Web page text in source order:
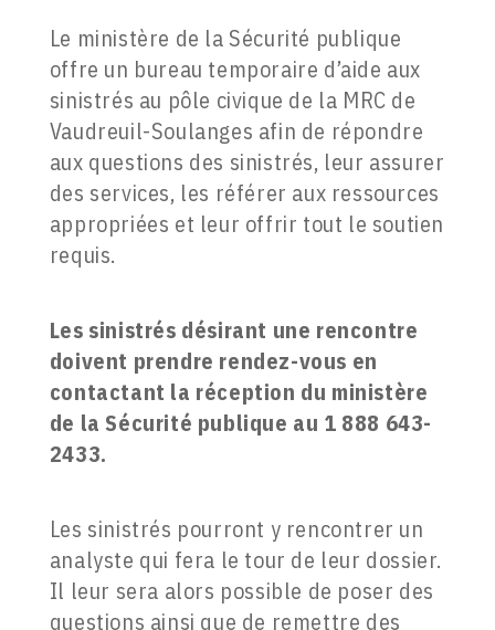
Le ministère de la Sécurité publique
offre un bureau temporaire d’aide aux
sinistrés au pôle civique de la MRC de
Vaudreuil-Soulanges afin de répondre
aux questions des sinistrés, leur assurer
des services, les référer aux ressources
appropriées et leur offrir tout le soutien
requis.
Les sinistrés désirant une rencontre
doivent prendre rendez-vous en
contactant la réception du ministère
de la Sécurité publique au 1 888 643-
2433.
Les sinistrés pourront y rencontrer un
analyste qui fera le tour de leur dossier.
Il leur sera alors possible de poser des
questions ainsi que de remettre des